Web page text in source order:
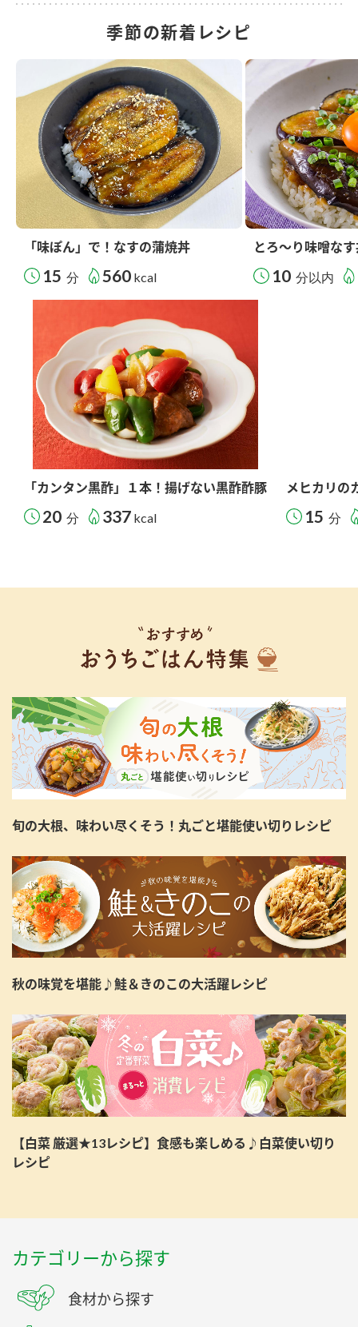
季節の新着レシピ
「味ぽん」で！なすの蒲焼丼
15 分 560 kcal
とろ～り味噌な
10 分以内
「カンタン黒酢」１本！揚げない黒酢酢豚
20 分 337 kcal
メヒカリの
15 分
旬の大根、味わい尽くそう！丸ごと堪能使い切りレシピ
秋の味覚を堪能♪鮭＆きのこの大活躍レシピ
【白菜 厳選★13レシピ】食感も楽しめる♪白菜使い切り
レシピ
カテゴリーから探す
食材から探す